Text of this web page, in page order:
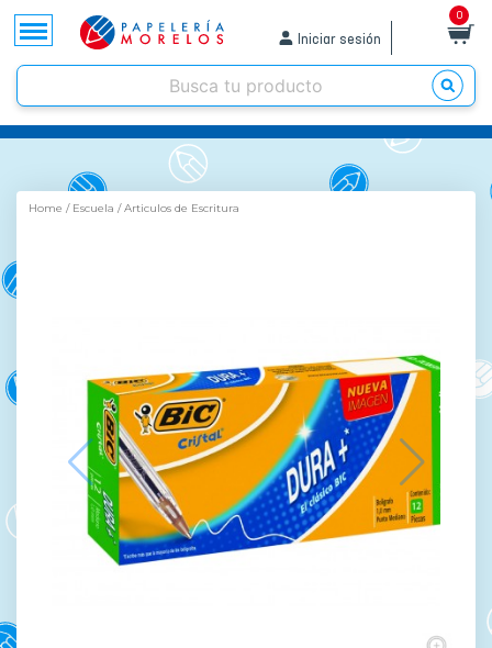
Iniciar sesión
0
Home / Escuela /Articulos de Escritura